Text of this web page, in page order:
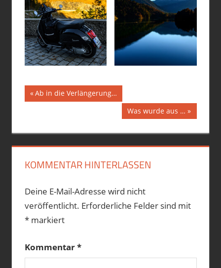
DEUTSCHLAND
SPEICHERSEE
SYLVENSTEIN
VORDERRISS
Beitragsnavigation
Vorheriger
Beitrag:
Ab in die Verlängerung…
Nächster
Beitrag:
Was wurde aus …
KOMMENTAR HINTERLASSEN
Deine E-Mail-Adresse wird nicht
veröffentlicht. Erforderliche Felder sind mit
*markiert
Kommentar*